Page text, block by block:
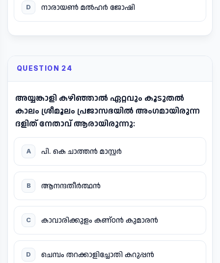
D നാരായൺ മൽഹർ ജോഷി
QUESTION 24
അയ്യങ്കാളി കഴിഞ്ഞാൽ ഏറ്റവും കൂടുതൽ
കാലം ശ്രീമൂലം പ്രജാസഭയിൽ അംഗമായിരുന്ന
ദളിത് നേതാവ് ആരായിരുന്നു:
A പി. കെ ചാത്തൻ മാസ്റ്റർ
B ആനന്ദതീർത്ഥൻ
C കാവാരിക്കുളം കണ്ഠൻ കുമാരൻ
D ചെമ്പം തറക്കാളിച്ചോതി കറുപ്പൻ